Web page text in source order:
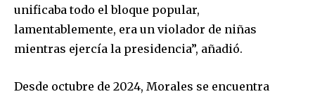
unificaba todo el bloque popular,
lamentablemente, era un violador de niñas
mientras ejercía la presidencia”, añadió.
Desde octubre de 2024, Morales se encuentra